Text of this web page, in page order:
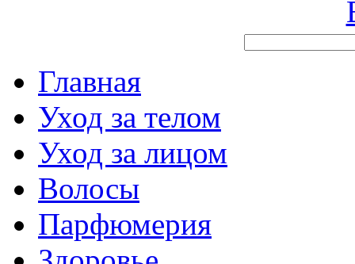
Главная
Уход за телом
Уход за лицом
Волосы
Парфюмерия